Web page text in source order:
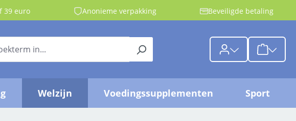
39 euro Anonieme verpakking Beveiligde betaling
{1}De
Welzijn Voedingssupplementen Sport